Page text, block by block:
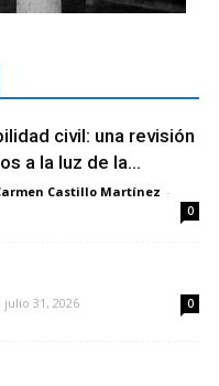
civil: una revisión
a la luz de la...
Castillo Martínez -
0
julio 31, 2026 0